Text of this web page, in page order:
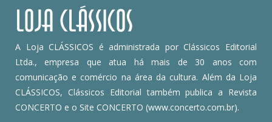
A Loja CLÁSSICOS é administrada por Clássicos Editorial
Ltda., empresa que atua há mais de 30 anos com
comunicação e comércio na área da cultura. Além da Loja
CLÁSSICOS, Clássicos Editorial também publica a Revista
CONCERTO e o Site CONCERTO (www.concerto.com.br).